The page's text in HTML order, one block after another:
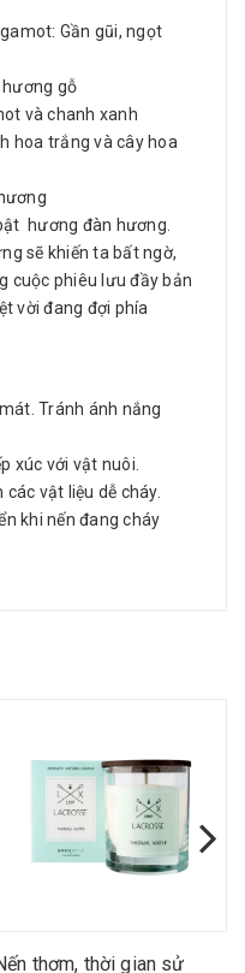
Gần gũi, ngọt
gỗ
và chanh xanh
hoa trắng và cây hoa
hương đàn hương.
sẽ khiến ta bất ngờ,
cuộc phiêu lưu đầy bản
vời đang đợi phía
Tránh ánh nắng
xúc với vật nuôi.
vật liệu dễ cháy.
khi nến đang cháy
thơm, thời gian sử